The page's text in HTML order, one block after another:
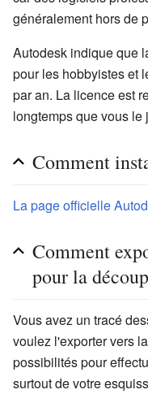
généralement hors de
Autodesk indique que
pour les hobbyistes et
par an. La licence est
longtemps que vous le
Comment
La page officielle
Comment
pour la
Vous avez un tracé
voulez l'exporter vers
possibilités pour
surtout de votre